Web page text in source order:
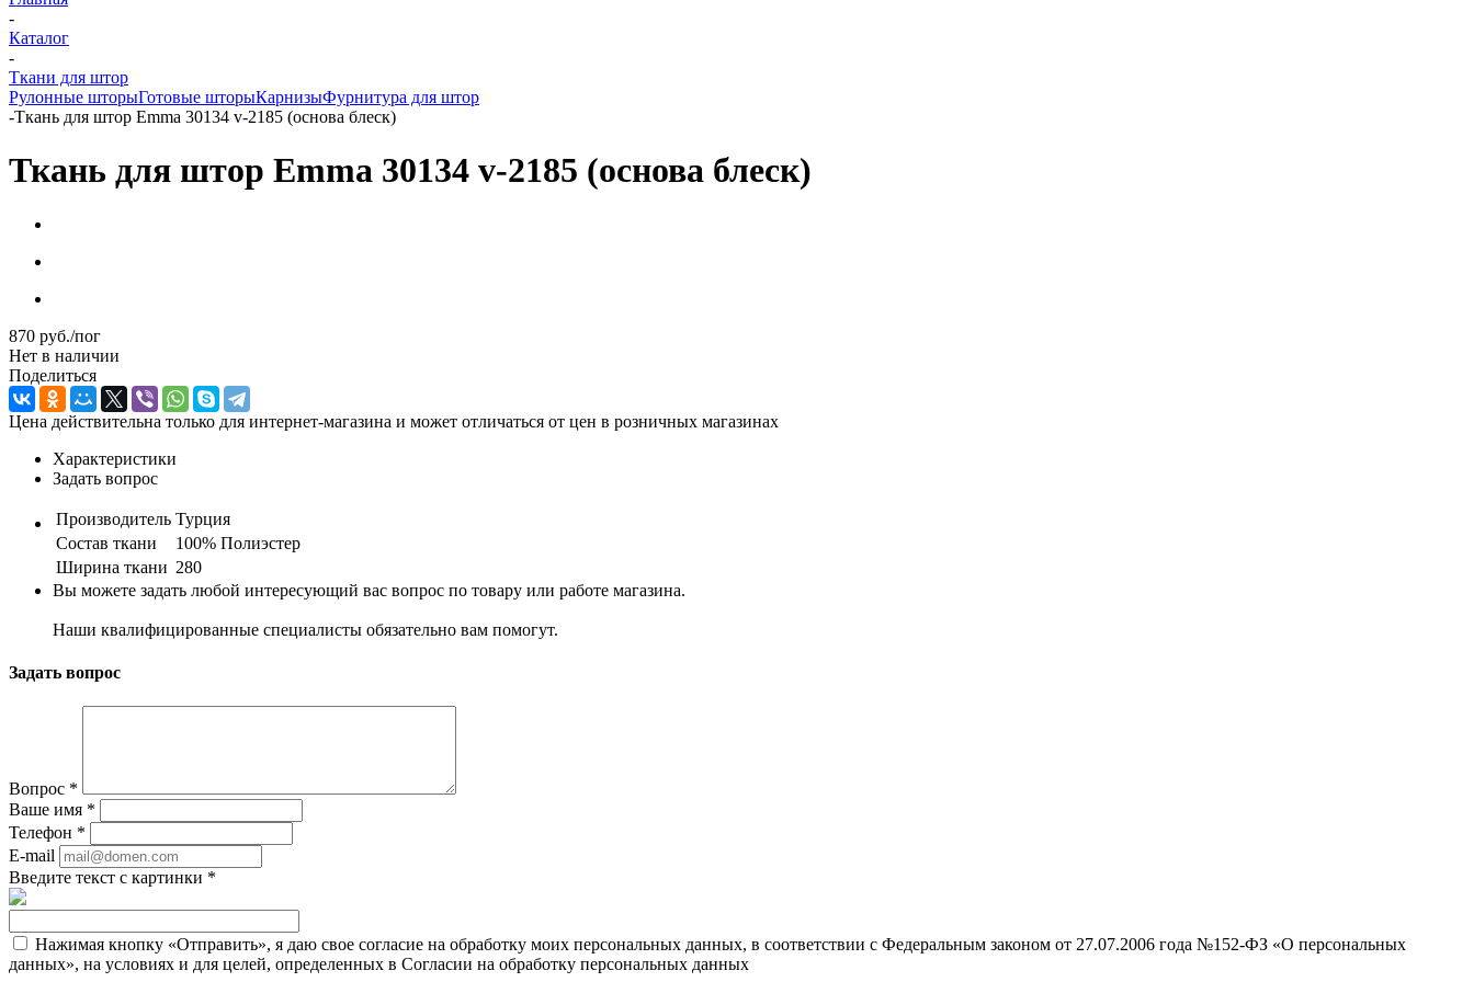
-
Каталог
-
Ткани для штор
Рулонные шторыГотовые шторыКарнизыФурнитура для штор
-Ткань для штор Emma 30134 v-2185 (основа блеск)
Ткань для штор Emma 30134 v-2185 (основа блеск)
870 руб./пог
Нет в наличии
Поделиться
Цена действительна только для интернет-магазина и может отличаться от цен в розничных магазинах
Характеристики
Задать вопрос
Производитель Турция
Состав ткани
100% Полиэстер
Ширина ткани 280
Вы можете задать любой интересующий вас вопрос по товару или работе магазина.
Наши квалифицированные специалисты обязательно вам помогут.
Задать вопрос
Вопрос *
Ваше имя *
Телефон *
E-mail
Введите текст с картинки *
Нажимая кнопку «Отправить», я даю свое согласие на обработку моих персональных данных, в соответствии с Федеральным законом от 27.07.2006 года №152-ФЗ «О персональных
данных», на условиях и для целей, определенных в Согласии на обработку персональных данных